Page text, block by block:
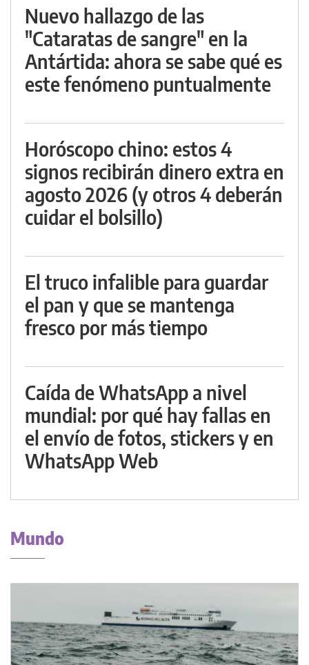
Nuevo hallazgo de las
"Cataratas de sangre" en la
Antártida: ahora se sabe qué es
este fenómeno puntualmente
Horóscopo chino: estos 4
signos recibirán dinero extra en
agosto 2026 (y otros 4 deberán
cuidar el bolsillo)
El truco infalible para guardar
el pan y que se mantenga
fresco por más tiempo
Caída de WhatsApp a nivel
mundial: por qué hay fallas en
el envío de fotos, stickers y en
WhatsApp Web
Mundo